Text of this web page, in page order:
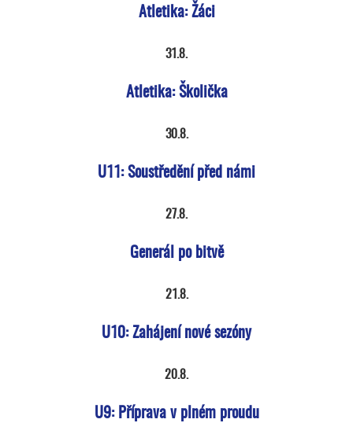
Atletika: Žáci
31.8.
Atletika: Školička
30.8.
U11: Soustředění před námi
27.8.
Generál po bitvě
21.8.
U10: Zahájení nové sezóny
20.8.
U9: Příprava v plném proudu